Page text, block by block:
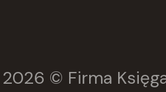
© Firma